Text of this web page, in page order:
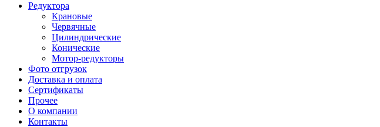
Редуктора
Крановые
Червячные
Цилиндрические
Конические
Мотор-редукторы
Фото отгрузок
Доставка и оплата
Сертификаты
Прочее
О компании
Контакты